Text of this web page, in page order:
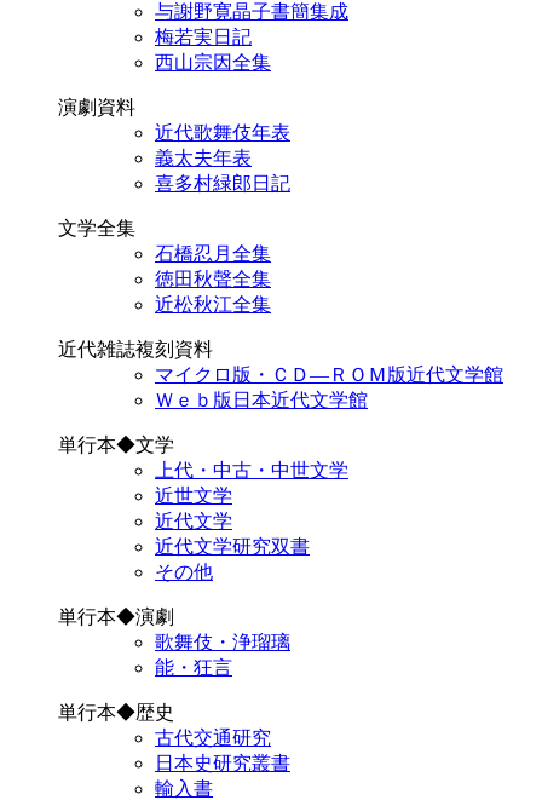
与謝野寛晶子書簡集成
梅若実日記
西山宗因全集
演劇資料
近代歌舞伎年表
義太夫年表
喜多村緑郎日記
文学全集
石橋忍月全集
徳田秋聲全集
近松秋江全集
近代雑誌複刻資料
マイクロ版・ＣＤ―ＲＯＭ版近代文学館
Ｗｅｂ版日本近代文学館
単行本◆文学
上代・中古・中世文学
近世文学
近代文学
近代文学研究双書
その他
単行本◆演劇
歌舞伎・浄瑠璃
能・狂言
単行本◆歴史
古代交通研究
日本史研究叢書
輸入書